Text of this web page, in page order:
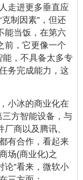
走进更多垂直应
制因素”，但还
能当饭，在第六
前，它更像一个
，不具备太多专
务完成能力，这
冰的商业化在
方智能设备，与
商以及腾讯、
有合作，看起来
场(商业化)之
论”看来，微软小